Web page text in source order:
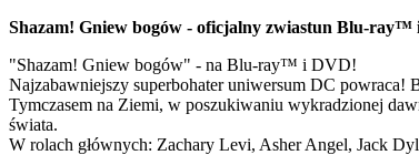
Shazam! Gniew bogów - oficjalny zwiastun Blu-ray™
"Shazam! Gniew bogów" - na Blu-ray™ i DVD!
Najzabawniejszy superbohater uniwersum DC powraca!
Tymczasem na Ziemi, w poszukiwaniu wykradzionej
świata.
W rolach głównych: Zachary Levi, Asher Angel, Jack